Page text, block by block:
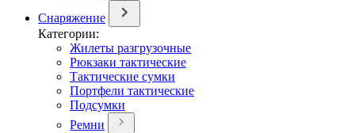
Снаряжение
Категории:
Жилеты разгрузочные
Рюкзаки тактические
Тактические сумки
Портфели тактические
Подсумки
Ремни